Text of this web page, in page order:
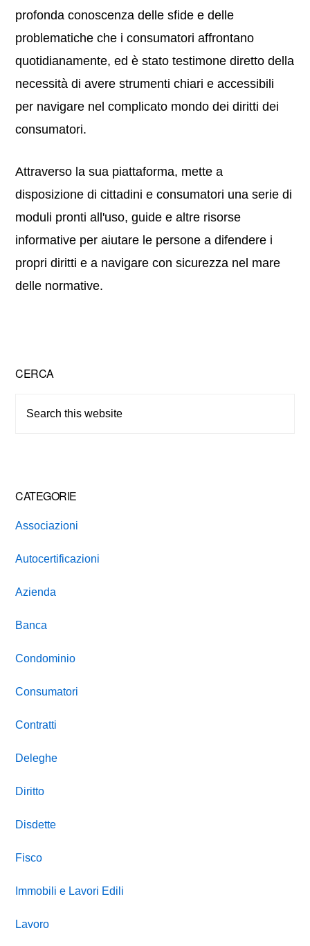
profonda conoscenza delle sfide e delle
problematiche che i consumatori affrontano
quotidianamente, ed è stato testimone diretto della
necessità di avere strumenti chiari e accessibili
per navigare nel complicato mondo dei diritti dei
consumatori.
Attraverso la sua piattaforma, mette a
disposizione di cittadini e consumatori una serie di
moduli pronti all'uso, guide e altre risorse
informative per aiutare le persone a difendere i
propri diritti e a navigare con sicurezza nel mare
delle normative.
Primary
Sidebar
CERCA
CATEGORIE
Associazioni
Autocertificazioni
Azienda
Banca
Condominio
Consumatori
Contratti
Deleghe
Diritto
Disdette
Fisco
Immobili e Lavori Edili
Lavoro